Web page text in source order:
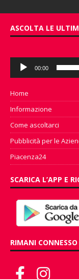
ASCOLTA LE
Audio
Player
00:00
Home
Informazione
Come ascoltarci
Pubblicità per le
Piacenza24
SCARICA L’APP E
RIMANI CONNESSO